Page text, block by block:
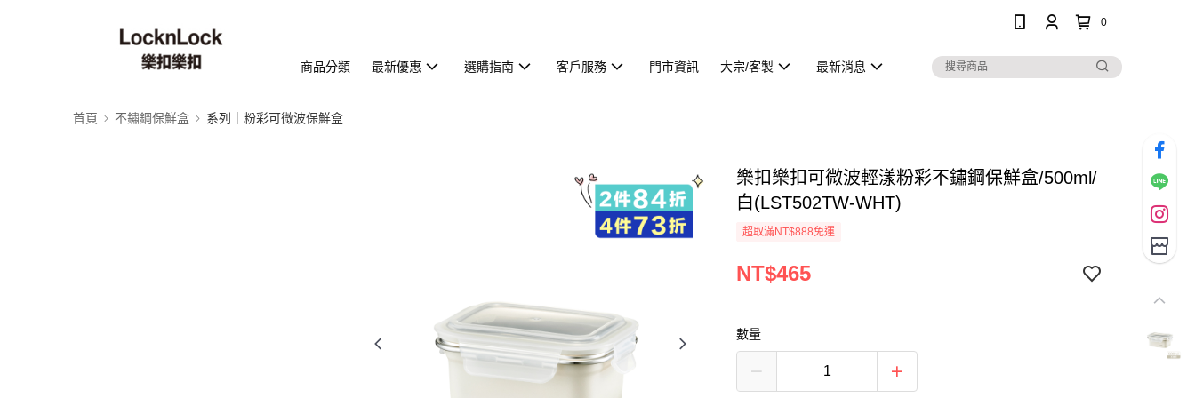
0
商品分類 最新優惠 選購指南 客戶服務 門市資訊 大宗/客製 最新消息
首頁 不鏽鋼保鮮盒 系列｜粉彩可微波保鮮盒
樂扣樂扣可微波輕漾粉彩不鏽鋼保鮮盒/500ml/
白(LST502TW-WHT)
超取滿NT$888免運
NT$465
數量